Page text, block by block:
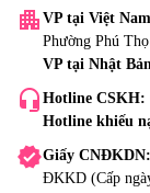
apartment VP tại Việt
Phường Phú
VP tại Nhật
headset_mic Hotline CSKH:
Hotline khiếu
verifiedGiấy CNĐKDN:
ĐKKD (Cấp